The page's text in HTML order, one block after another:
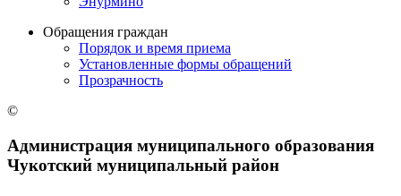
Обращения граждан
Порядок и время приема
Установленные формы обращений
Прозрачность
©
Администрация муниципального образования
Чукотский муниципальный район